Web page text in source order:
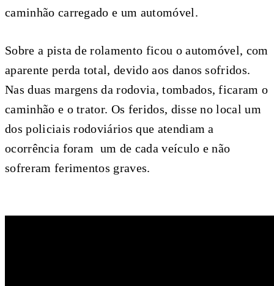
caminhão carregado e um automóvel.
Sobre a pista de rolamento ficou o automóvel, com
aparente perda total, devido aos danos sofridos.
Nas duas margens da rodovia, tombados, ficaram o
caminhão e o trator. Os feridos, disse no local um
dos policiais rodoviários que atendiam a
ocorrência foram um de cada veículo e não
sofreram ferimentos graves.